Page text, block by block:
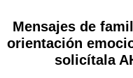
Mensajes de
orientación
solicítala